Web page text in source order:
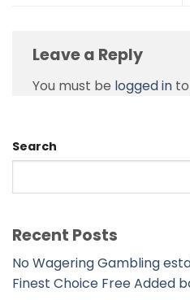
Leave a Reply
You must be logged in
Search
Recent Posts
No Wagering Gambling
Finest Choice Free Added